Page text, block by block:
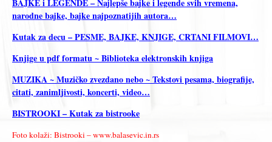
BAJKE i LEGENDE – Najlepše bajke i legende svih vremena,
narodne bajke, bajke najpoznatijih autora…
Kutak za decu – PESME, BAJKE, KNJIGE, CRTANI FILMOVI…
Knjige u pdf formatu ~ Biblioteka elektronskih knjiga
MUZIKA ~ Muzičko zvezdano nebo ~ Tekstovi pesama, biografije,
citati, zanimljivosti, koncerti, video…
BISTROOKI – Kutak za bistrooke
Foto kolaži: Bistrooki – www.balasevic.in.rs